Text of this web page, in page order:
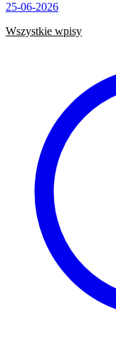
25-06-2026
Wszystkie wpisy